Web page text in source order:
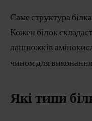
Саме структура
Кожен білок
ланцюжків
чином для
Які типи